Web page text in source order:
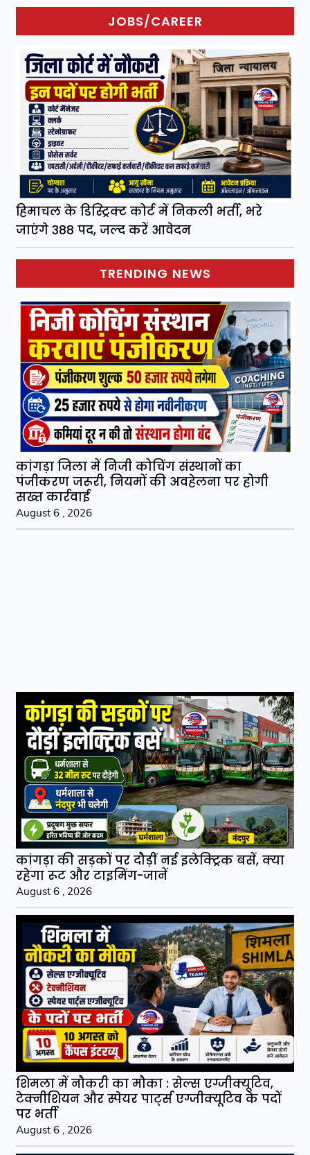
JOBS/CAREER
हिमाचल के डिस्ट्रिक्ट कोर्ट में निकली भर्ती, भरे
जाएंगे 388 पद, जल्द करें आवेदन
TRENDING NEWS
कांगड़ा जिला में निजी कोचिंग संस्थानों का
पंजीकरण जरूरी, नियमों की अवहेलना पर होगी
सख्त कार्रवाई
August 6 , 2026
कांगड़ा की सड़कों पर दौड़ीं नई इलेक्ट्रिक बसें, क्या
रहेगा रूट और टाइमिंग-जानें
August 6 , 2026
शिमला में नौकरी का मौका : सेल्स एग्जीक्यूटिव,
टेक्नीशियन और स्पेयर पार्ट्स एग्जीक्यूटिव के पदों
पर भर्ती
August 6 , 2026